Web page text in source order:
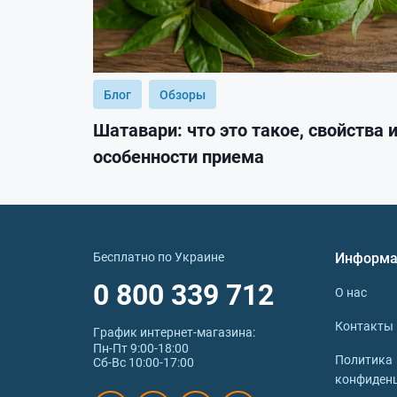
Блог Обзоры
Шатавари: что это такое, свойства и
особенности приема
Бесплатно по Украине
0 800 339 712
График интернет‑магазина:
Пн-Пт 9:00-18:00
Сб-Вс 10:00-17:00
О нас
Контакты
Политика